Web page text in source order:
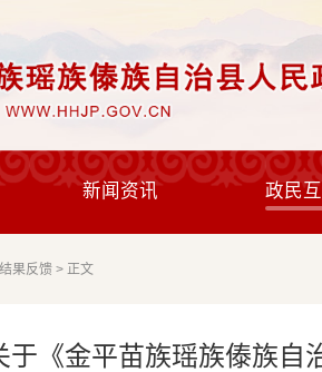
新闻资讯 政民
结果反馈 > 正文
于《金平苗族瑶族傣族